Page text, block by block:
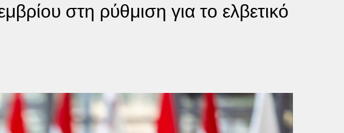
στη ρύθμιση για το ελβετικό